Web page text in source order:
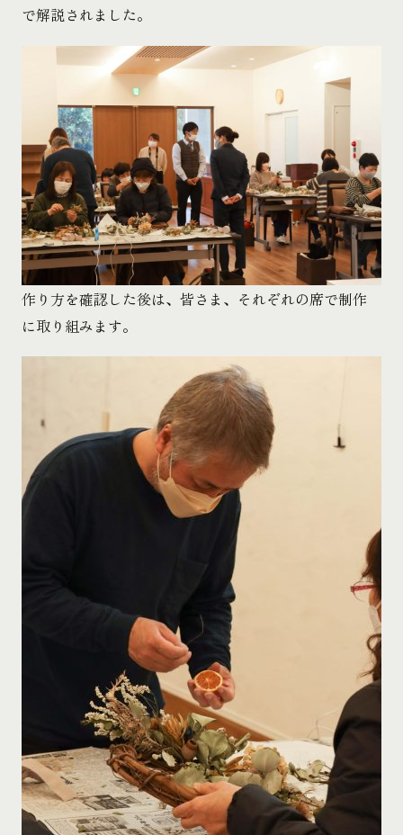
で解説されました。
作り方を確認した後は、皆さま、それぞれの席で制作
に取り組みます。